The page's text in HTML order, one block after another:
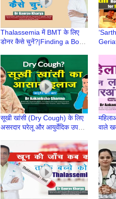
Thalassemia में BMT के लिए
डोनर कैसे चुनें?|Finding a Bone
Kharya |Episode 7
सूखी खांसी (Dry Cough) के लिए
असरदार घरेलू और आयुर्वेदिक उपचार
Ayurved aur Aap
वाले